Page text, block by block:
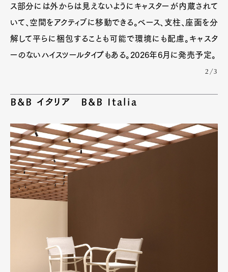
Art&Design
ス部分には外からは見えないようにキャスターが内蔵されて
いて、空間をアクティブに移動できる。ベース、支柱、座面を分
解して平らに梱包することも可能で環境にも配慮。キャスタ
ーのないハイスツールタイプもある。2026年6月に発売予定。
2/3
B&B イタリア B&B Italia